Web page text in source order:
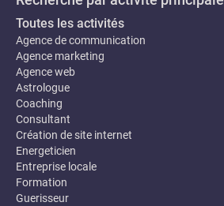
Toutes les activités
Agence de communication
Agence marketing
Agence web
Astrologue
Coaching
Consultant
Création de site internet
Energeticien
Entreprise locale
Formation
Guerisseur